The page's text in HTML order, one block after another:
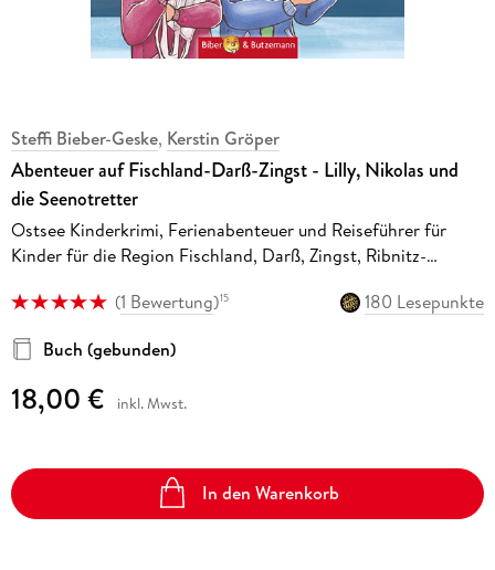
Steffi Bieber-Geske, Kerstin Gröper
Abenteuer auf Fischland-Darß-Zingst - Lilly, Nikolas und
die Seenotretter
Ostsee Kinderkrimi, Ferienabenteuer und Reiseführer für
Kinder für die Region Fischland, Darß, Zingst, Ribnitz-
(1 Bewertung)15
180 Lesepunkte
Buch (gebunden)
18,00 € inkl. Mwst.
In den Warenkorb